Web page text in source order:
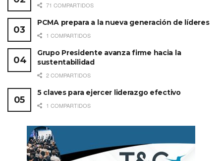
71 COMPARTIDOS
PCMA prepara a la nueva generación de líderes
1 COMPARTIDOS
Grupo Presidente avanza firme hacia la
sustentabilidad
2 COMPARTIDOS
5 claves para ejercer liderazgo efectivo
1 COMPARTIDOS